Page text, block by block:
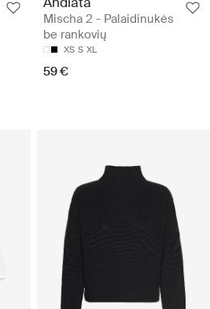
Mischa 2 - Palaidinukės
be rankovių
XS S XL
59 €